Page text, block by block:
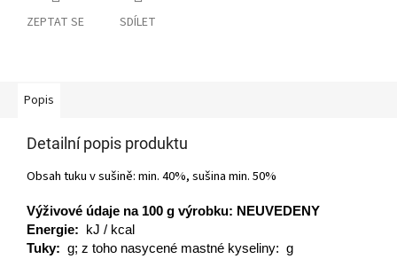
ZEPTAT SE SDÍLET
Popis
Detailní popis produktu
Obsah tuku v sušině: min. 40%, sušina min. 50%
Výživové údaje na 100 g výrobku: NEUVEDENY
Energie: kJ / kcal
Tuky: g; z toho nasycené mastné kyseliny: g